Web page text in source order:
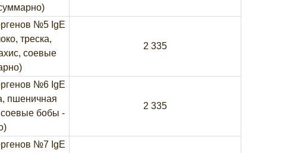
№5 IgE
треска,
соевые
2 335
№6 IgE
пшеничная
соевые бобы -
2 335
№7 IgE